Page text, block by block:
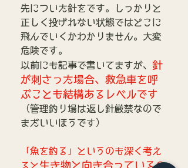
先についた針をです。しっかりと
正しく投げれない状態ではどこに
飛んでいくかわかりません。大変
危険です。
以前にも記事で書いてますが、 針
が刺さった場合、救急車を呼
ぶことも結構あるレベルです
（管理釣り場は返し針厳禁なので
まだいいほうです）
「魚を釣る」というのも深く考え
ると 生き物と向き合っているの